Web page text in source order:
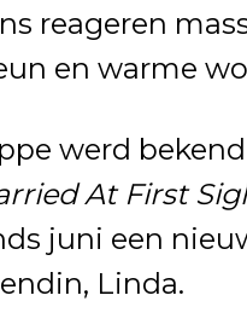
reageren
en warme
werd
At First
juni een
Linda.